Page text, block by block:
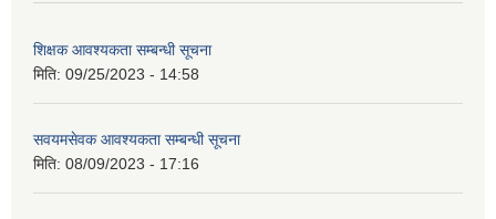
शिक्षक आवश्यकता सम्बन्धी सूचना
मिति: 09/25/2023 - 14:58
सवयमसेवक आवश्यकता सम्बन्धी सूचना
मिति: 08/09/2023 - 17:16